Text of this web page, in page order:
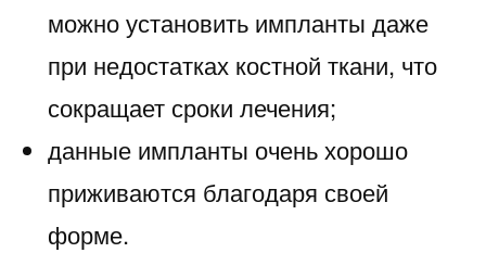
можно установить импланты даже
при недостатках костной ткани, что
сокращает сроки лечения;
данные импланты очень хорошо
приживаются благодаря своей
форме.